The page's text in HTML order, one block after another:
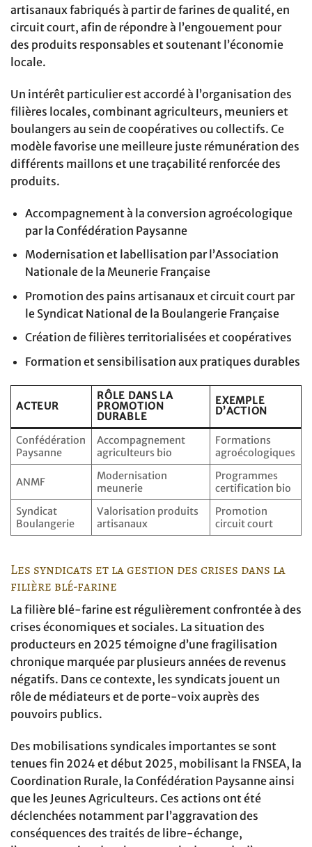
artisanaux fabriqués à partir de farines de qualité, en
circuit court, afin de répondre à l’engouement pour
des produits responsables et soutenant l’économie
locale.
Un intérêt particulier est accordé à l’organisation des
filières locales, combinant agriculteurs, meuniers et
boulangers au sein de coopératives ou collectifs. Ce
modèle favorise une meilleure juste rémunération des
différents maillons et une traçabilité renforcée des
produits.
Accompagnement à la conversion agroécologique
par la Confédération Paysanne
Modernisation et labellisation par l’Association
Nationale de la Meunerie Française
Promotion des pains artisanaux et circuit court par
le Syndicat National de la Boulangerie Française
Création de filières territorialisées et coopératives
Formation et sensibilisation aux pratiques durables
ACTEUR
RÔLE DANS LA
PROMOTION
DURABLE
EXEMPLE
D’ACTION
Confédération
Paysanne
Accompagnement
agriculteurs bio
Formations
agroécologiques
ANMF
Modernisation
meunerie
Programmes
certification bio
Syndicat
Boulangerie
Valorisation produits
artisanaux
Promotion
circuit court
Les syndicats et la gestion des crises dans la
filière blé-farine
La filière blé-farine est régulièrement confrontée à des
crises économiques et sociales. La situation des
producteurs en 2025 témoigne d’une fragilisation
chronique marquée par plusieurs années de revenus
négatifs. Dans ce contexte, les syndicats jouent un
rôle de médiateurs et de porte-voix auprès des
pouvoirs publics.
Des mobilisations syndicales importantes se sont
tenues fin 2024 et début 2025, mobilisant la FNSEA, la
Coordination Rurale, la Confédération Paysanne ainsi
que les Jeunes Agriculteurs. Ces actions ont été
déclenchées notamment par l’aggravation des
conséquences des traités de libre-échange,